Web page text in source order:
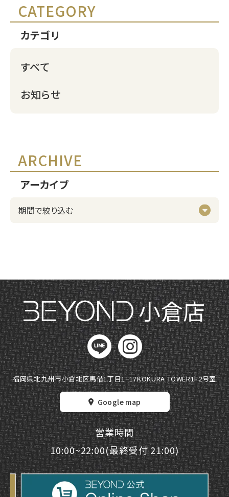
カテゴリ
CATEGORY
すべて
お知らせ
アーカイブ
ARCHIVE
小倉店
福岡県北九州市小倉北区馬借1丁目1−17KOKURA TOWER1F2号室
Google map
営業時間
10:00~22:00(最終受付 21:00)